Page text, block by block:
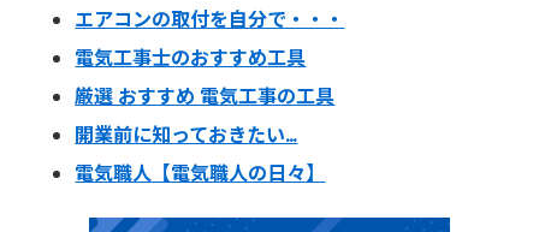
エアコンの取付を自分で・・・
電気工事士のおすすめ工具
厳選 おすすめ 電気工事の工具
開業前に知っておきたい…
電気職人【電気職人の日々】